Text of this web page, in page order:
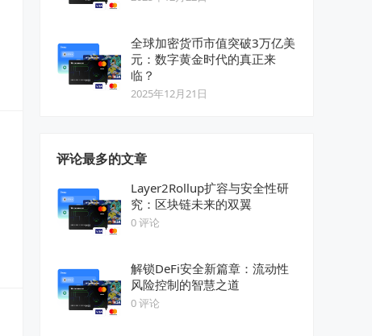
全球加密货币市值突破3万亿美
元：数字黄金时代的真正来
临？
2025年12月21日
评论最多的文章
Layer2Rollup扩容与安全性研
究：区块链未来的双翼
0 评论
解锁DeFi安全新篇章：流动性
风险控制的智慧之道
0 评论